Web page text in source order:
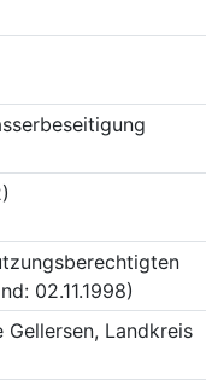
02.11.1998)
Landkreis